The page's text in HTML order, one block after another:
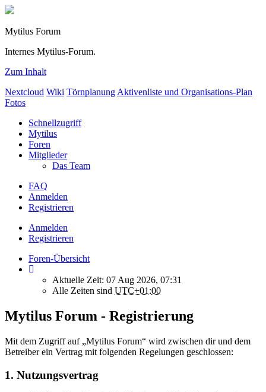
Mytilus Forum
Internes Mytilus-Forum.
Zum Inhalt
Nextcloud Wiki Törnplanung Aktivenliste und Organisations-Plan
Fotos
Schnellzugriff
Mytilus
Foren
Mitglieder
Das Team
FAQ
Anmelden
Registrieren
Anmelden
Registrieren
Foren-Übersicht
Aktuelle Zeit: 07 Aug 2026, 07:31
Alle Zeiten sind UTC+01:00
Mytilus Forum - Registrierung
Mit dem Zugriff auf „Mytilus Forum“ wird zwischen dir und dem
Betreiber ein Vertrag mit folgenden Regelungen geschlossen:
1. Nutzungsvertrag